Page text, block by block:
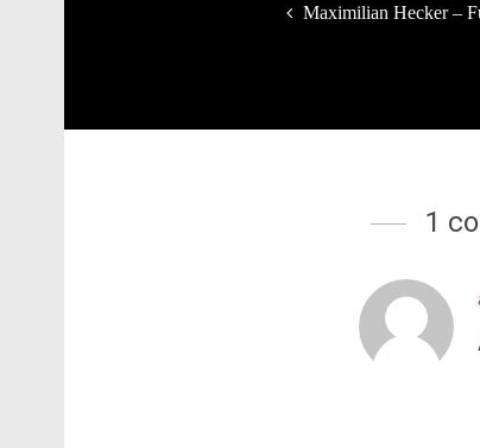
Maximilian Hecker –
1